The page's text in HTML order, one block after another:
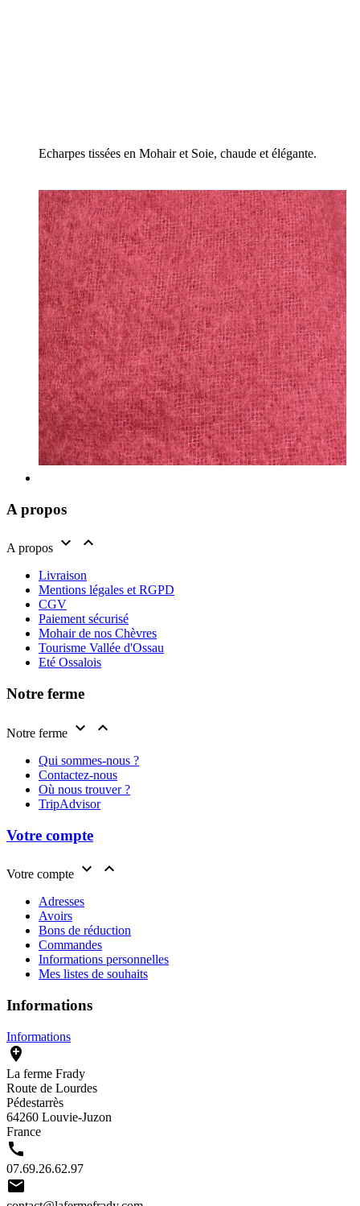
Echarpes tissées en Mohair et Soie, chaude et élégante.
A propos
A propos  
Livraison
Mentions légales et RGPD
CGV
Paiement sécurisé
Mohair de nos Chèvres
Tourisme Vallée d'Ossau
Eté Ossalois
Notre ferme
Notre ferme  
Qui sommes-nous ?
Contactez-nous
Où nous trouver ?
TripAdvisor
Votre compte
Votre compte  
Adresses
Avoirs
Bons de réduction
Commandes
Informations personnelles
Mes listes de souhaits
Informations
Informations

La ferme Frady
Route de Lourdes
Pédestarrès
64260 Louvie-Juzon
France

07.69.26.62.97
